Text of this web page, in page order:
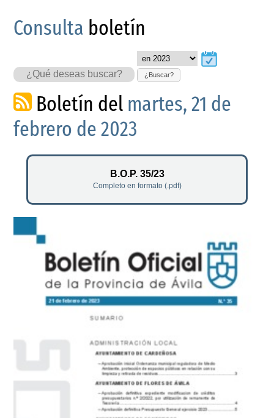
Consulta boletín
¿Buscar?
Boletín del martes, 21 de
febrero de 2023
B.O.P. 35/23
Completo en formato (.pdf)